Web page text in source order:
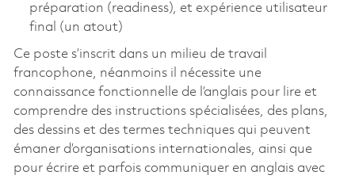
préparation (readiness), et expérience utilisateur
final (un atout)
Ce poste s’inscrit dans un milieu de travail
francophone, néanmoins il nécessite une
connaissance fonctionnelle de l’anglais pour lire et
comprendre des instructions spécialisées, des plans,
des dessins et des termes techniques qui peuvent
émaner d’organisations internationales, ainsi que
pour écrire et parfois communiquer en anglais avec